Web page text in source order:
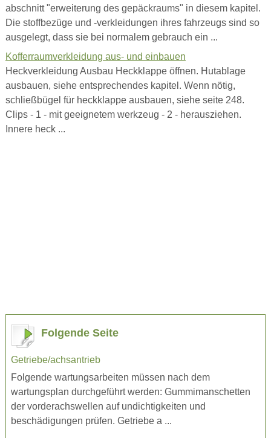
abschnitt "erweiterung des gepäckraums" in diesem kapitel.
Die stoffbezüge und -verkleidungen ihres fahrzeugs sind so
ausgelegt, dass sie bei normalem gebrauch ein ...
Kofferraumverkleidung aus- und einbauen
Heckverkleidung Ausbau Heckklappe öffnen. Hutablage
ausbauen, siehe entsprechendes kapitel. Wenn nötig,
schließbügel für heckklappe ausbauen, siehe seite 248.
Clips - 1 - mit geeignetem werkzeug - 2 - herausziehen.
Innere heck ...
Folgende Seite
Getriebe/achsantrieb
Folgende wartungsarbeiten müssen nach dem
wartungsplan durchgeführt werden: Gummimanschetten
der vorderachswellen auf undichtigkeiten und
beschädigungen prüfen. Getriebe a ...